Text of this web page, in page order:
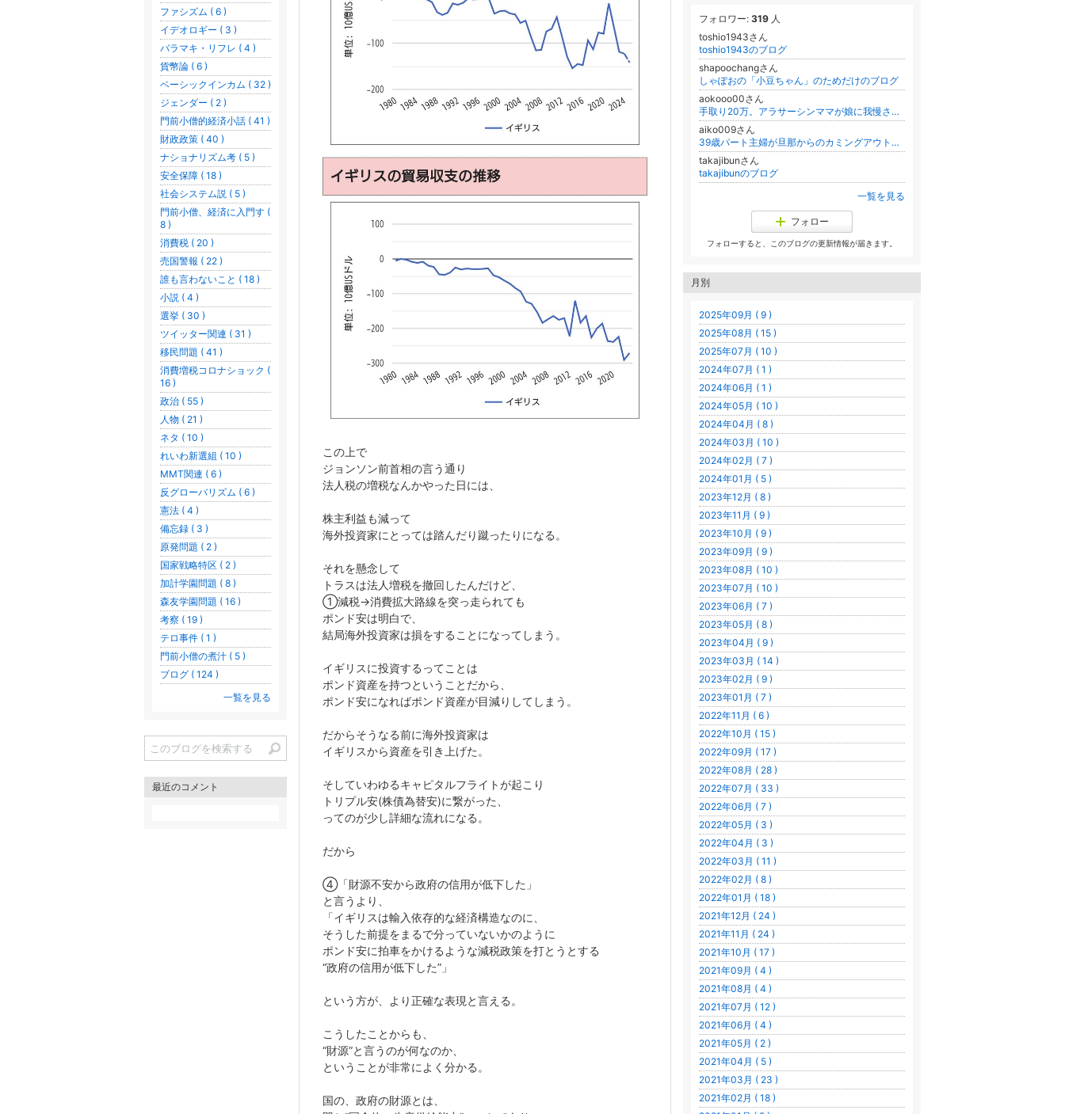
この上で
ジョンソン前首相の言う通り
法人税の増税なんかやった日には、
株主利益も減って
海外投資家にとっては踏んだり蹴ったりになる。
それを懸念して
トラスは法人増税を撤回したんだけど、
①減税→消費拡大路線を突っ走られても
ポンド安は明白で、
結局海外投資家は損をすることになってしまう。
イギリスに投資するってことは
ポンド資産を持つということだから、
ポンド安になればポンド資産が目減りしてしまう。
だからそうなる前に海外投資家は
イギリスから資産を引き上げた。
そしていわゆるキャピタルフライトが起こり
トリプル安(株債為替安)に繋がった、
ってのが少し詳細な流れになる。
だから
④「財源不安から政府の信用が低下した」
と言うより、
「イギリスは輸入依存的な経済構造なのに、
そうした前提をまるで分っていないかのように
ポンド安に拍車をかけるような減税政策を打とうとする
“政府の信用が低下した”」
という方が、より正確な表現と言える。
こうしたことからも、
“財源”と言うのが何なのか、
ということが非常によく分かる。
国の、政府の財源とは、
フォロワー: 319 人
toshio1943さん
toshio1943のブログ
shapoochangさん
しゃぽおの「小豆ちゃん」のためだけのブログ
aokooo00さん
手取り20万。アラサーシンママが娘に我慢させずにやりくりしながら楽しく暮らすことを目指します☆
aiko009さん
39歳パート主婦が旦那からのカミングアウトで第二の結婚生活をスタートさせたブログ
takajibunさん
takajibunのブログ
一覧を見る
フォロー
フォローすると、このブログの更新情報が届きます。
月別
2025年09月 ( 9 )
2025年08月 ( 15 )
2025年07月 ( 10 )
2024年07月 ( 1 )
2024年06月 ( 1 )
2024年05月 ( 10 )
2024年04月 ( 8 )
2024年03月 ( 10 )
2024年02月 ( 7 )
2024年01月 ( 5 )
2023年12月 ( 8 )
2023年11月 ( 9 )
2023年10月 ( 9 )
2023年09月 ( 9 )
2023年08月 ( 10 )
2023年07月 ( 10 )
2023年06月 ( 7 )
2023年05月 ( 8 )
2023年04月 ( 9 )
2023年03月 ( 14 )
2023年02月 ( 9 )
2023年01月 ( 7 )
2022年11月 ( 6 )
2022年10月 ( 15 )
2022年09月 ( 17 )
2022年08月 ( 28 )
2022年07月 ( 33 )
2022年06月 ( 7 )
2022年05月 ( 3 )
2022年04月 ( 3 )
2022年03月 ( 11 )
2022年02月 ( 8 )
2022年01月 ( 18 )
2021年12月 ( 24 )
2021年11月 ( 24 )
2021年10月 ( 17 )
2021年09月 ( 4 )
2021年08月 ( 4 )
2021年07月 ( 12 )
2021年06月 ( 4 )
2021年05月 ( 2 )
2021年04月 ( 5 )
2021年03月 ( 23 )
2021年02月 ( 18 )
ファシズム ( 6 )
イデオロギー ( 3 )
バラマキ・リフレ ( 4 )
貨幣論 ( 6 )
ベーシックインカム ( 32 )
ジェンダー ( 2 )
門前小僧的経済小話 ( 41 )
財政政策 ( 40 )
ナショナリズム考 ( 5 )
安全保障 ( 18 )
社会システム説 ( 5 )
門前小僧、経済に入門す (
8 )
消費税 ( 20 )
売国警報 ( 22 )
誰も言わないこと ( 18 )
小説 ( 4 )
選挙 ( 30 )
ツイッター関連 ( 31 )
移民問題 ( 41 )
消費増税コロナショック (
16 )
政治 ( 55 )
人物 ( 21 )
ネタ ( 10 )
れいわ新選組 ( 10 )
MMT関連 ( 6 )
反グローバリズム ( 6 )
憲法 ( 4 )
備忘録 ( 3 )
原発問題 ( 2 )
国家戦略特区 ( 2 )
加計学園問題 ( 8 )
森友学園問題 ( 16 )
考察 ( 19 )
テロ事件 ( 1 )
門前小僧の煮汁 ( 5 )
ブログ ( 124 )
一覧を見る
最近のコメント